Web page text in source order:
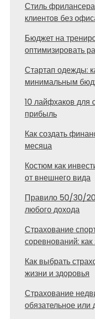
Стиль
клиентов без
Бюджет на
оптимизировать
Стартап одежды:
минимальным
10 лайфхаков для
прибыль
Как создать
месяца
Костюм как
от внешнего вида
Правило 50/30/
любого дохода
Страхование
соревнований:
Как выбрать
жизни и здоровья
Страхование
обязательное или